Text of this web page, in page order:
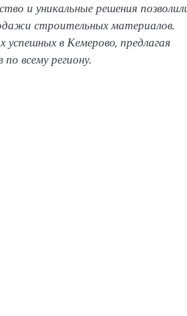
и уникальные решения
строительных материалов.
успешных в Кемерово, предлагая
всему региону.